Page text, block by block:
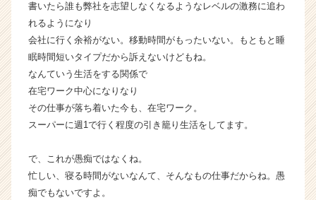
ら
カ
ウ
ト
届
く
就
サ
イ
書いたら誰も弊社を志望しなくなるようなレベルの激務に追わ
れるようになり
会社に行く余裕がない。移動時間がもったいない。もともと睡
眠時間短いタイプだから訴えないけどもね。
なんていう生活をする関係で
在宅ワーク中心になりなり
その仕事が落ち着いた今も、在宅ワーク。
スーパーに週1で行く程度の引き籠り生活をしてます。
で、これが愚痴ではなくね。
忙しい、寝る時間がないなんて、そんなもの仕事だからね。愚
痴でもないですよ。